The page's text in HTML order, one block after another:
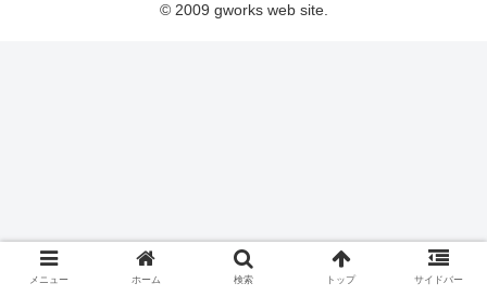
© 2009 gworks web site.
メニュー ホーム 検索 トップ サイドバー